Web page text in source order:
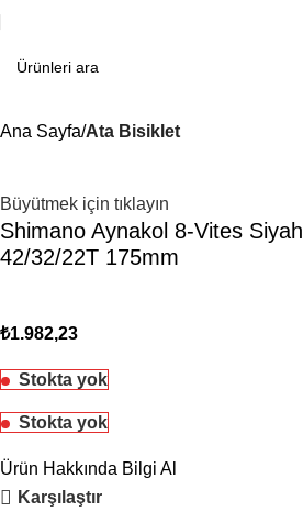
Ana Sayfa Ata Bisiklet
Büyütmek için tıklayın
Shimano Aynakol 8-Vites
42/32/22T 175mm
₺1.982,23
Stokta yok
Stokta yok
Ürün Hakkında Bilgi Al
Karşılaştır